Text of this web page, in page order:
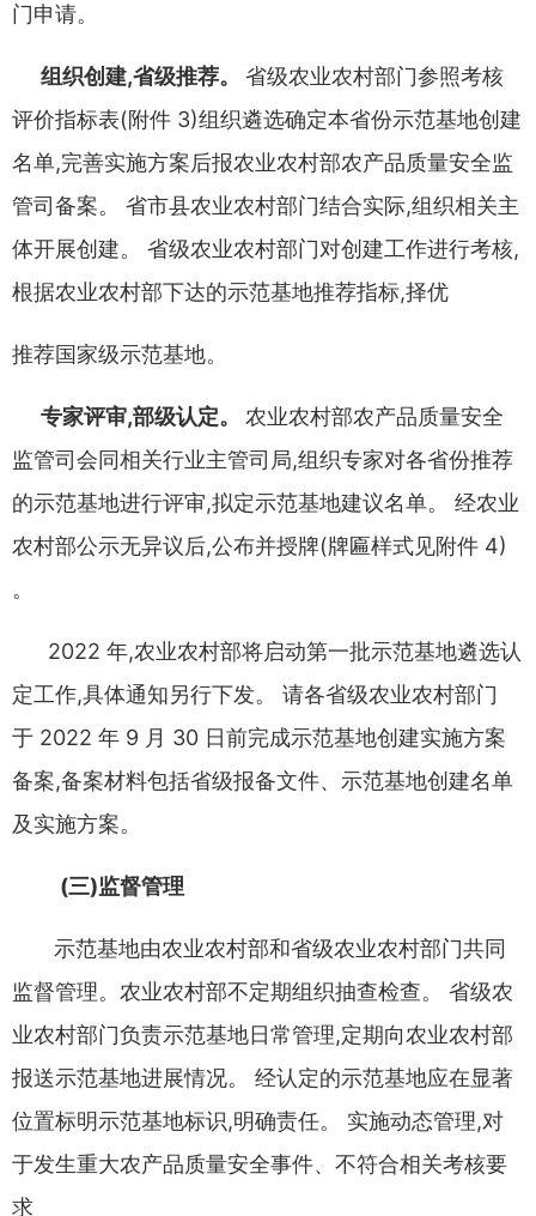
门申请。
组织创建,省级推荐。 省级农业农村部门参照考核
评价指标表(附件 3)组织遴选确定本省份示范基地创建
名单,完善实施方案后报农业农村部农产品质量安全监
管司备案。 省市县农业农村部门结合实际,组织相关主
体开展创建。 省级农业农村部门对创 建工作进行考核,
根据农业农村部下达的示范基地推荐指标,择优
推荐国家级示范基地。
专家评审,部级认定。 农业农村部农产品质量安全
监管司会同相关行业主管司局,组织专家对各省份推荐
的示范基地进行评审,拟定示范基地建议名单。 经农业
农村部公示无异议后,公布并授牌(牌匾样式见附件 4)
。
2022 年,农业农村部将启动第一批示范基地遴选认
定工作,具体通知另行下发。 请各省级农业农村部门
于 2022 年 9 月 30 日前完成示范基地创建实施方案
备案,备案材料包括省级报备文件、 示范基地创建名单
及实施方案。
(三)监督管理
示范基地由农业农村部和省级农业农村部门共同
监督管理。 农业农村部不定期组织抽查检查。 省级农
业农村部门负责示范基地日常管理,定期向农业农村部
报送示范基地进展情况。 经认定的示范基地应在显著
位置标明示范基地标识,明确责任。 实施动态管理,对
于发生重大农产品质量安全事件、 不符合相关考核要
求